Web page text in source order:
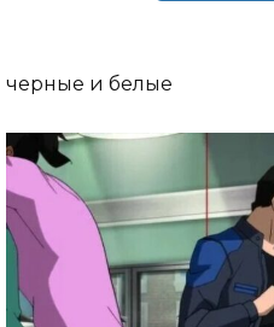
черные и белые